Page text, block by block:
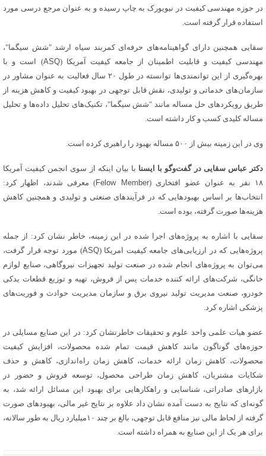
در حوزه مهندسی کیفیت در نیویورک به چاپ رسیده و به عنوان مرجع درسی مورد
استفاده قرار گرفته است.
سقایی همچنین دارای گواهینامه‌های حرفه‌ای کمربند سیاه ارشد "شش سیگما"،
مهندسی کیفیت و قابلیت اطمینان از جامعه کیفیت آمریکا (ASQ) است و با
بهره‌گیری از این توانمندی‌ها توانسته در طول ۲۰ سال فعالیت به عنوان مشاور در
سازمان‌های خدماتی و تولیدی، نقش قابل توجهی در بهبود کیفیت و کاهش هزینه از
طریق رویکردهای حل مساله مانند "شش سیگما"، تکنیک‌های تحلیل داده‌ها و تحلیل
مساله کلیدی کسب و کار داشته است.
وی در این زمینه بیش از ۵۰۰ مساله بهبود را راهبری کرده است.
دکتر عباس سقایی در گفت‌وگو با ایسنا با بیان اینکه از سوی انجمن کیفیت آمریکا
۱۸ نفر به عنوان عضو افتخاری (
Felow Member) معرفی شدند، اظهار کرد:
انتخاب‌ها بر اساس بهبودهایی که در فرآیندهای صنعتی و تولیدی و همچنین کاهش
هزینه‌ها صورت گرفته، بوده است.
سقایی با اشاره به پروژه‌های اجرا شده در این زمینه، خاطر نشان کرد: از جمله
پروژه‌هایی که در ارزیابی‌های جامعه کیفیت امریکا (ASQ) مورد توجه قرار گرفت،
می‌توان به پروژه‌های انجام شده در صنعت تولید تجهیزات نیروگاهی، صنایع لوازم
خانگی، شرکت‌های ارائه کننده خدمات پس از فروش، تهیه و توزیع قطعات یدکی
خودرو، صنعت مدیریت تولید نیروی برق و سازمان مدیریت حوادث و فوریت‌های
پزشکی اشاره کرد.
عضو هیات علمی واحد علوم و تحقیقات خاطرنشان کرد: در این صنایع مسایلی در
حوزه‌های گوناگون مانند کاهش قیمت تمام شده محصولات، افزایش کیفیت
محصولات، کاهش زمان ارائه خدمات، کاهش زمان راه‌اندازی، کاهش و حذف
شکایات مشتریان، کاهش زمان طراحی محصول، توسعه فروش و حضور در
بازارهای صادراتی، شناسایی و راهکارهایی برای بهبود این مسائل ارائه شد، به
گونه‌ای که نتایج به دست آمده نشان داد علاوه بر نتایج غیر مالی، بهبودهای صورت
گرفته از لحاظ مالی نیز منافع قابل توجهی، بالغ بر چند ۱۰میلیارد ریال به طور سالانه،
برای هر یک از این صنایع به همراه داشته است.